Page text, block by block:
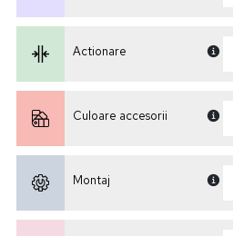
Actionare
Culoare accesorii
Montaj